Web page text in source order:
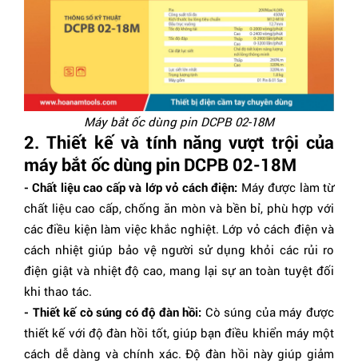
Máy bắt ốc dùng pin DCPB 02-18M
2. Thiết kế và tính năng vượt trội của
máy bắt ốc dùng pin DCPB 02-18M
- Chất liệu cao cấp và lớp vỏ cách điện: Máy được làm từ
chất liệu cao cấp, chống ăn mòn và bền bỉ, phù hợp với
các điều kiện làm việc khắc nghiệt. Lớp vỏ cách điện và
cách nhiệt giúp bảo vệ người sử dụng khỏi các rủi ro
điện giật và nhiệt độ cao, mang lại sự an toàn tuyệt đối
khi thao tác.
- Thiết kế cò súng có độ đàn hồi: Cò súng của máy được
thiết kế với độ đàn hồi tốt, giúp bạn điều khiển máy một
cách dễ dàng và chính xác. Độ đàn hồi này giúp giảm